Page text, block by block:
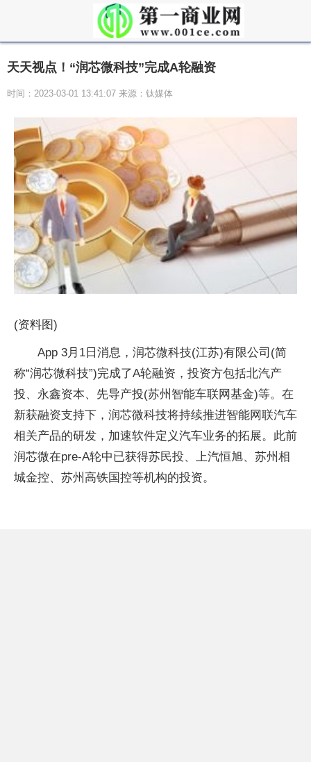
天天视点！“润芯微科技”完成A轮融资
时间：2023-03-01 13:41:07 来源：钛媒体
(资料图)
App 3月1日消息，润芯微科技(江苏)有限公司(简
称“润芯微科技”)完成了A轮融资，投资方包括北汽产
投、永鑫资本、先导产投(苏州智能车联网基金)等。在
新获融资支持下，润芯微科技将持续推进智能网联汽车
相关产品的研发，加速软件定义汽车业务的拓展。此前
润芯微在pre-A轮中已获得苏民投、上汽恒旭、苏州相
城金控、苏州高铁国控等机构的投资。